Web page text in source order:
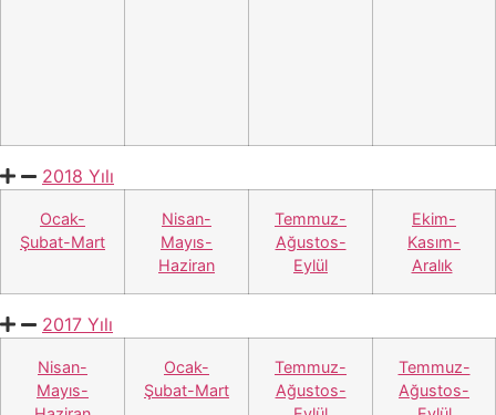
2018 Yılı
Ocak-
Şubat-Mart
Nisan-
Mayıs-
Haziran
Temmuz-
Ağustos-
Eylül
Ekim-
Kasım-
Aralık
2017 Yılı
Nisan-
Mayıs-
Ocak-
Şubat-Mart
Temmuz-
Ağustos-
Temmuz-
Ağustos-